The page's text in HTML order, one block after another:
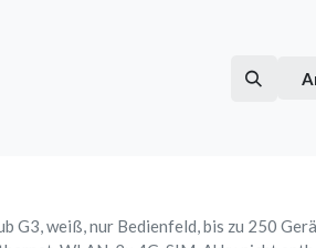
G3, weiß, nur Bedienfeld, bis zu 250